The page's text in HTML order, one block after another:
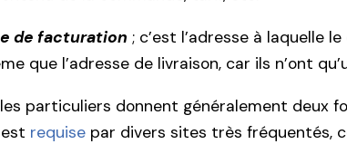
de facturation ; c’est l’adresse à laquelle
que l’adresse de livraison, car ils n’ont
particuliers donnent généralement deux
requise par divers sites très fréquentés,